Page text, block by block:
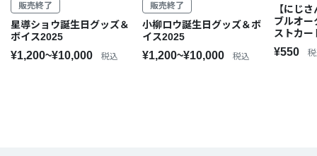
販売終了
星導ショウ誕生日グッズ＆
ボイス2025
¥1,200~¥10,000 税込
販売終了
小柳ロウ誕生日グッズ＆ボ
イス2025
¥1,200~¥10,000 税込
【にじ
ブルオー
ストカー
¥550